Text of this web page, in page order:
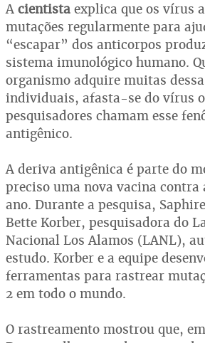
A cientista explica que os vírus
mutações regularmente para
“escapar” dos anticorpos
sistema imunológico humano.
organismo adquire muitas
individuais, afasta-se do vírus
pesquisadores chamam esse
antigênico.
A deriva antigênica é parte do
preciso uma nova vacina contra
ano. Durante a pesquisa,
Bette Korber, pesquisadora do
Nacional Los Alamos (LANL),
estudo. Korber e a equipe
ferramentas para rastrear
2 em todo o mundo.
O rastreamento mostrou que,